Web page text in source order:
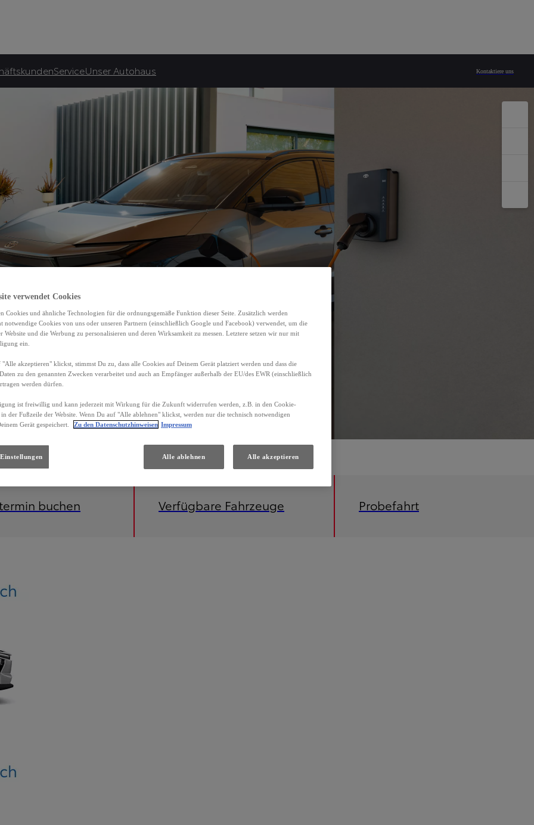
ServiceUnser Autohaus Kontaktiere uns
buchen Verfügbare Fahrzeuge Probefahrt
verwendet Cookies
Cookies und ähnliche Technologien für die ordnungsgemäße Funktion dieser Seite. Zusätzlich werden
notwendige Cookies von uns oder unseren Partnern (einschließlich Google und Facebook) verwendet, um die
Website und die Werbung zu personalisieren und deren Wirksamkeit zu messen. Letztere setzen wir nur mit
ein.
akzeptieren" klickst, stimmst Du zu, dass alle Cookies auf Deinem Gerät platziert werden und dass die
zu den genannten Zwecken verarbeitet und auch an Empfänger außerhalb der EU/des EWR (einschließlich
werden dürfen.
ist freiwillig und kann jederzeit mit Wirkung für die Zukunft widerrufen werden, z.B. in den Cookie-
der Fußzeile der Website. Wenn Du auf "Alle ablehnen" klickst, werden nur die technisch notwendigen
Gerät gespeichert.
Zu den Datenschutzhinweisen Impressum
Alle ablehnen Alle akzeptieren